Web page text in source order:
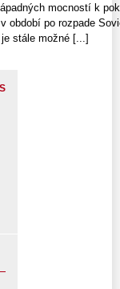
mocností k
období po rozpade
stále možné [...]